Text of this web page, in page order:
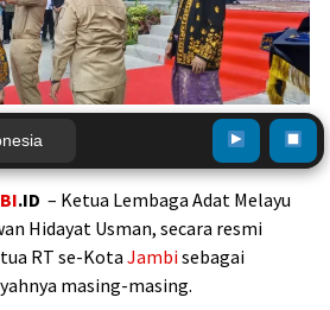
.ID – Ketua Lembaga Adat Melayu
Hidayat Usman, secara resmi
RT se-Kota Jambisebagai
masing-masing.